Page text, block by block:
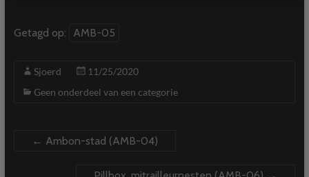
Getagd op: AMB-05
Sjoerd
11/25/2020
Geen onderdeel van een categorie
← Ambon-stad (AMB-04)